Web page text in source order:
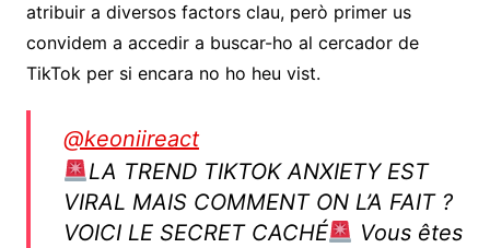
atribuir a diversos factors clau, però primer us
convidem a accedir a buscar-ho al cercador de
TikTok per si encara no ho heu vist.
@keoniireact
LA TREND TIKTOK ANXIETY EST
VIRAL MAIS COMMENT ON L’A FAIT ?
VOICI LE SECRET CACHÉ
Vous êtes